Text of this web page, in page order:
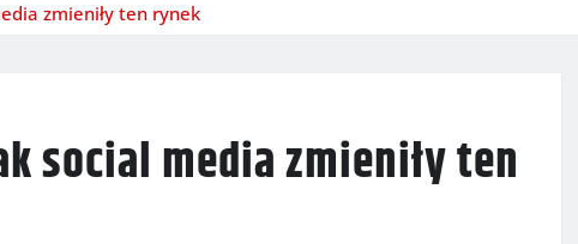
zmieniły ten rynek
social media zmieniły ten